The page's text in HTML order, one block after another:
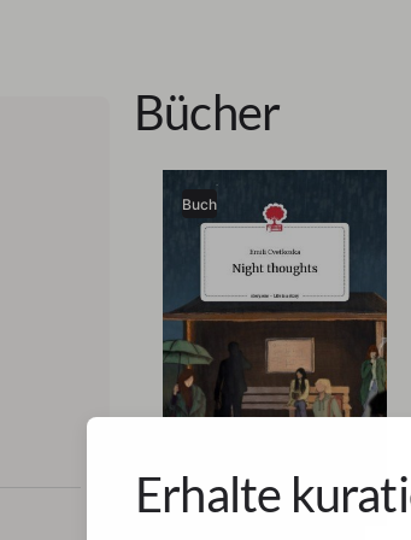
Bücher
Buch
Erhalte